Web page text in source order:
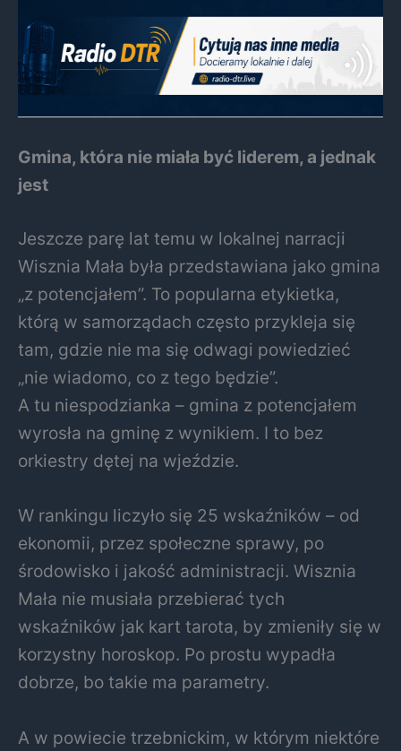
Gmina, która nie miała być liderem, a jednak
jest
Jeszcze parę lat temu w lokalnej narracji
Wisznia Mała była przedstawiana jako gmina
„z potencjałem”. To popularna etykietka,
którą w samorządach często przykleja się
tam, gdzie nie ma się odwagi powiedzieć
„nie wiadomo, co z tego będzie”.
A tu niespodzianka – gmina z potencjałem
wyrosła na gminę z wynikiem. I to bez
orkiestry dętej na wjeździe.
W rankingu liczyło się 25 wskaźników – od
ekonomii, przez społeczne sprawy, po
środowisko i jakość administracji. Wisznia
Mała nie musiała przebierać tych
wskaźników jak kart tarota, by zmieniły się w
korzystny horoskop. Po prostu wypadła
dobrze, bo takie ma parametry.
A w powiecie trzebnickim, w którym niektóre